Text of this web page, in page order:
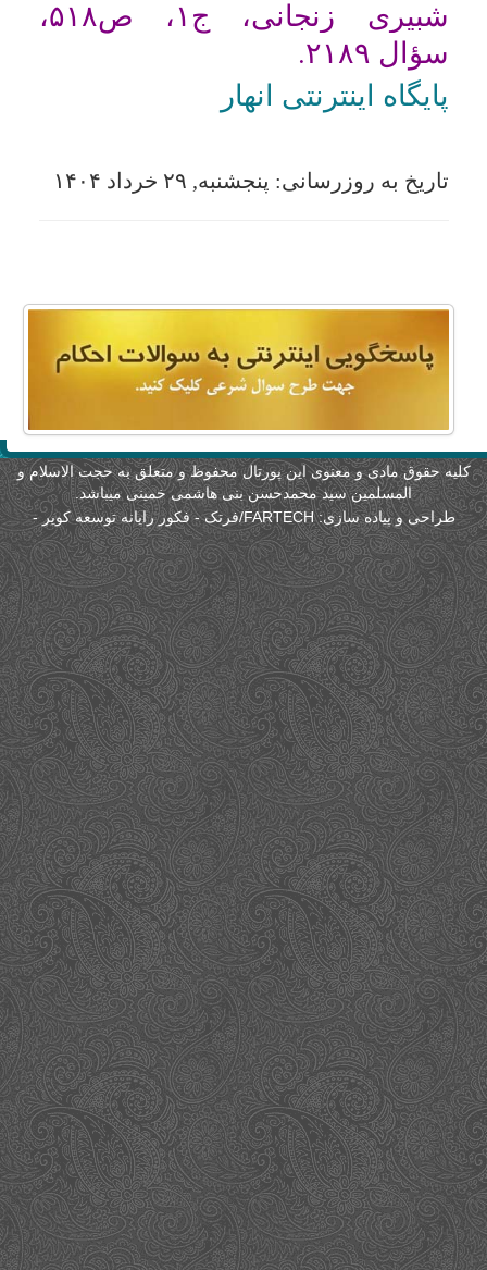
حقوق مادی و معنوی این پورتال محفوظ و متعلق به حجت الاسلام و
المسلمین سید محمدحسن بنی هاشمی خمینی میباشد.
طراحی و پیاده سازی:FARTECH/فرتک - فکور رایانه توسعه کویر -